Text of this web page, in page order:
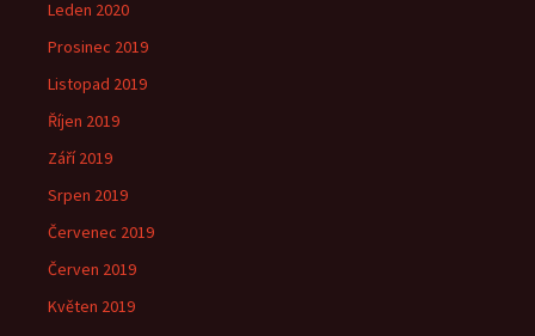
Leden 2020
Prosinec 2019
Listopad 2019
Říjen 2019
Září 2019
Srpen 2019
Červenec 2019
Červen 2019
Květen 2019